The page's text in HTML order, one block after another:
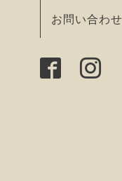
お問い合わせ